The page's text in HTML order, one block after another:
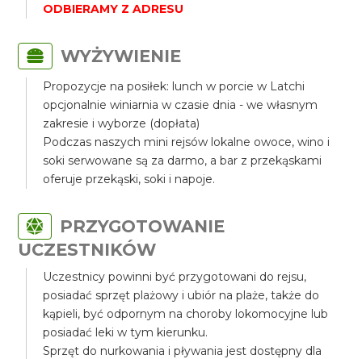
ODBIERAMY Z ADRESU
WYŻYWIENIE
Propozycje na posiłek: lunch w porcie w Latchi
opcjonalnie winiarnia w czasie dnia - we własnym
zakresie i wyborze (dopłata)
Podczas naszych mini rejsów lokalne owoce, wino i
soki serwowane są za darmo, a bar z przekąskami
oferuje przekąski, soki i napoje.
PRZYGOTOWANIE
UCZESTNIKÓW
Uczestnicy powinni być przygotowani do rejsu,
posiadać sprzęt plażowy i ubiór na plaże, także do
kąpieli, być odpornym na choroby lokomocyjne lub
posiadać leki w tym kierunku.
Sprzęt do nurkowania i pływania jest dostępny dla